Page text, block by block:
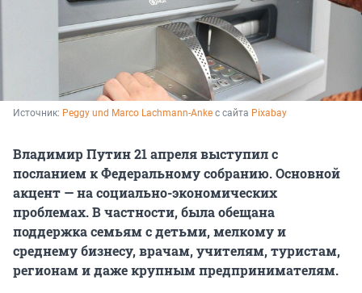
Источник: Peggy und Marco Lachmann-Anke с сайта Pixabay
Владимир Путин 21 апреля выступил с
посланием к Федеральному собранию. Основной
акцент — на социально-экономических
проблемах. В частности, была обещана
поддержка семьям с детьми, мелкому и
среднему бизнесу, врачам, учителям, туристам,
регионам и даже крупным предпринимателям.